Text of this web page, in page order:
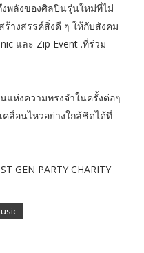
งพลังของศิลปินรุ่นใหม่ที่ไม่
างสรรค์สิ่งดี ๆ ให้กับสังคม
และ Zip Event .ที่ร่วม
ห่งความทรงจำในครั้งต่อๆ
ลื่อนไหวอย่างใกล้ชิดได้ที่
GEN PARTY CHARITY